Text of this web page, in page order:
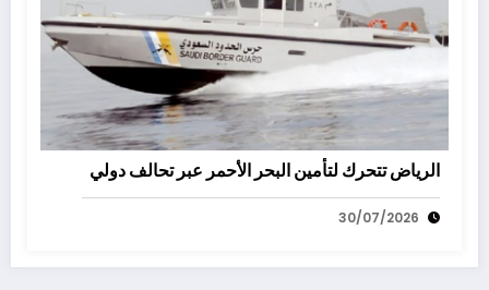
الرياض تتحرك لتأمين البحر الأحمر عبر تحالف دولي
30/07/2026